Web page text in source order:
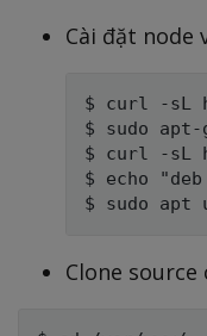
Cài đặt node
$ curl -sL
$ sudo
$ curl -sL
$ echo
Clone